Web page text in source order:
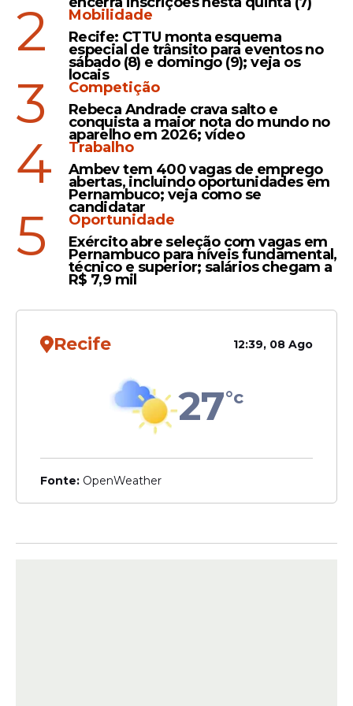
representa uma das tradições mais
marcantes de Corpus Christi e simboliza a
presença de Jesus Cristo na Eucaristia.
Leia Também
Festa
São João de Caruaru 2026
lota Pátio de Eventos com
noite de grandes nomes do
forró
feriados, Corpus Christi, São
João e Dia dos Namorados;
veja as datas
2
Mobilidade
Recife: CTTU monta esquema
especial de trânsito para eventos no
sábado (8) e domingo (9); veja os
locais
3
Competição
Rebeca Andrade crava salto e
conquista a maior nota do mundo no
aparelho em 2026; vídeo
4
Trabalho
Ambev tem 400 vagas de emprego
abertas, incluindo oportunidades em
Pernambuco; veja como se
candidatar
5
Oportunidade
Exército abre seleção com vagas em
Pernambuco para níveis fundamental,
técnico e superior; salários chegam a
R$ 7,9 mil
Recife 12:39, 08 Ago
27°c
Fonte: OpenWeather